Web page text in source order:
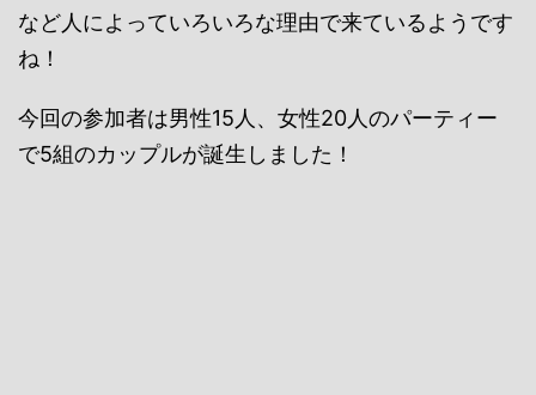
など人によっていろいろな理由で来ているようです
ね！
今回の参加者は男性15人、女性20人のパーティー
で5組のカップルが誕生しました！